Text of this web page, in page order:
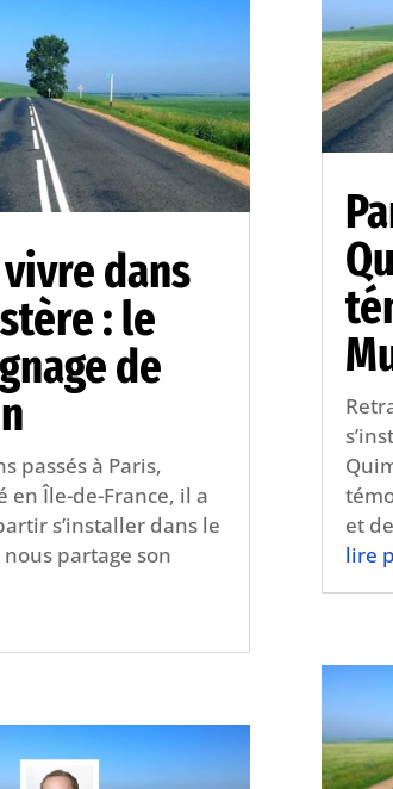
dans
: le
de
passés à Paris,
en Île-de-France, il a
s’installer dans le
partage son
et
lire